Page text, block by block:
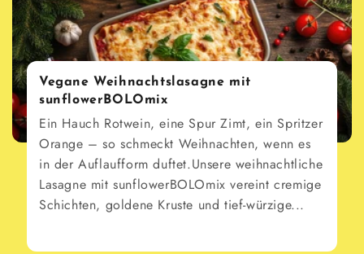
Vegane Weihnachtslasagne mit
sunflowerBOLOmix
Ein Hauch Rotwein, eine Spur Zimt, ein Spritzer
Orange – so schmeckt Weihnachten, wenn es
in der Auflaufform duftet.Unsere weihnachtliche
Lasagne mit sunflowerBOLOmix vereint cremige
Schichten, goldene Kruste und tief-würzige...